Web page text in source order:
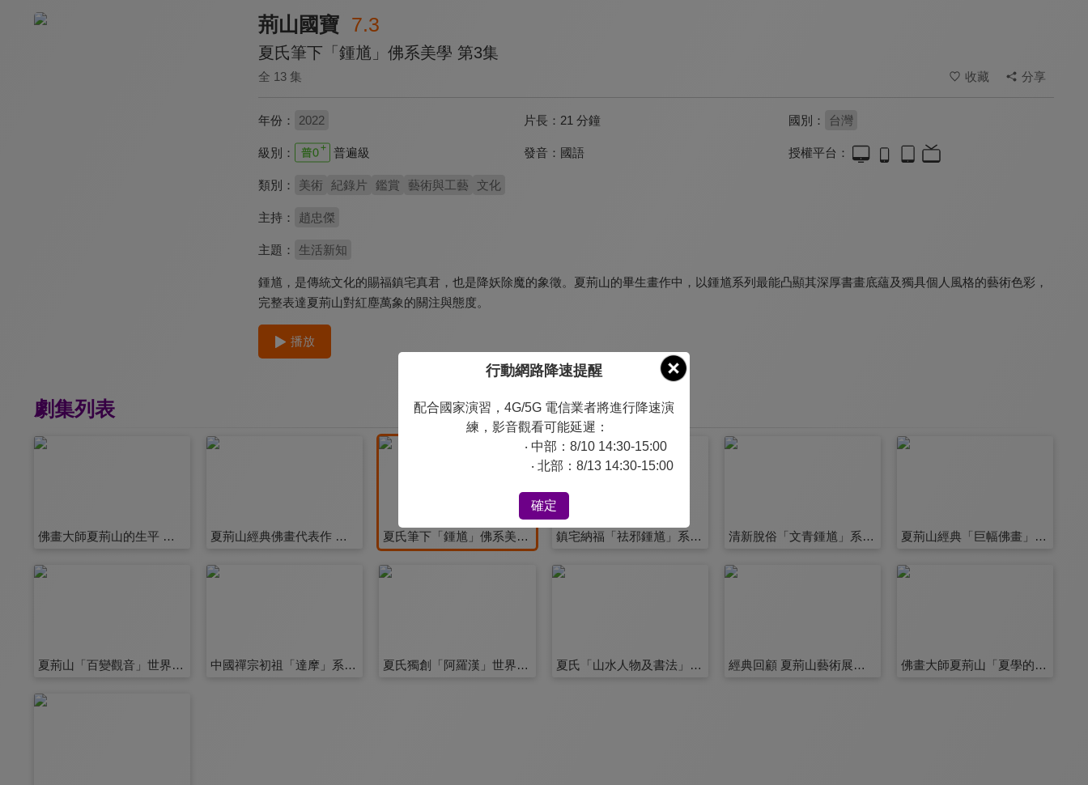
荊山國寶 7.3
夏氏筆下「鍾馗」佛系美學 第3集
全 13 集 收藏 分享
年份： 2022 片長： 21 分鐘 國別： 台灣
級別： 普遍級 發音： 國語 授權平台：
類別： 美術 紀錄片 鑑賞 藝術與工藝 文化
主持： 趙忠傑
主題： 生活新知
鍾馗，是傳統文化的賜福鎮宅真君，也是降妖除魔的象徵。夏荊山的畢生畫作中，以鍾馗系列最能凸顯其深厚書畫底蘊及獨具個人風格的藝術色彩，
完整表達夏荊山對紅塵萬象的關注與態度。
播放
劇集列表
佛畫大師夏荊山的生平 第1集 夏荊山經典佛畫代表作 第2集 夏氏筆下「鍾馗」佛系美學 第3集 鎮宅納福「祛邪鍾馗」系列 第4集 清新脫俗「文青鍾馗」系列 第5集 夏荊山經典「巨幅佛畫」 第6集
夏荊山「百變觀音」世界 第7集 中國禪宗初祖「達摩」系列 第8集 夏氏獨創「阿羅漢」世界 第9集 夏氏「山水人物及書法」系列 第10集 經典回顧 夏荊山藝術展特輯 第11集 佛畫大師夏荊山「夏學的形成」 第12集
行動網路降速提醒
配合國家演習，4G/5G 電信業者將進行降速演
練，影音觀看可能延遲：
‧ 中部：8/10 14:30-15:00
‧ 北部：8/13 14:30-15:00
確定